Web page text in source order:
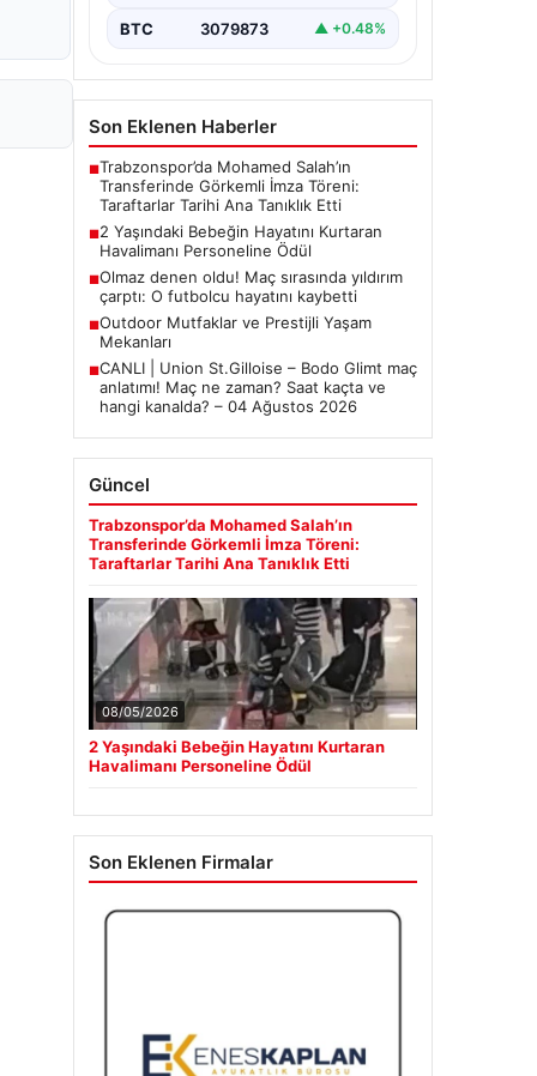
BTC 3079873 ▲ +0.48%
Son Eklenen Haberler
■Trabzonspor’da Mohamed Salah’ın
Transferinde Görkemli İmza Töreni:
Taraftarlar Tarihi Ana Tanıklık Etti
■2 Yaşındaki Bebeğin Hayatını Kurtaran
Havalimanı Personeline Ödül
■Olmaz denen oldu! Maç sırasında yıldırım
çarptı: O futbolcu hayatını kaybetti
■Outdoor Mutfaklar ve Prestijli Yaşam
Mekanları
■CANLI | Union St.Gilloise – Bodo Glimt maç
anlatımı! Maç ne zaman? Saat kaçta ve
hangi kanalda? – 04 Ağustos 2026
Güncel
Trabzonspor’da Mohamed Salah’ın
Transferinde Görkemli İmza Töreni:
Taraftarlar Tarihi Ana Tanıklık Etti
08/05/2026
2 Yaşındaki Bebeğin Hayatını Kurtaran
Havalimanı Personeline Ödül
Son Eklenen Firmalar